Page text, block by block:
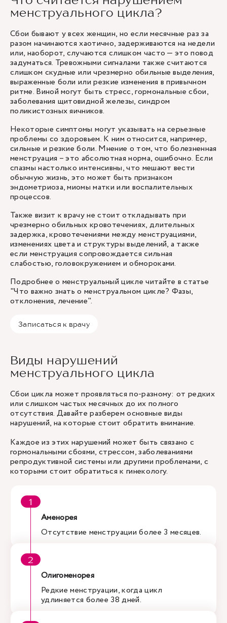
менструального цикла?
Сбои бывают у всех женщин, но если месячные раз за
разом начинаются хаотично, задерживаются на недели
или, наоборот, случаются слишком часто — это повод
задуматься. Тревожными сигналами также считаются
слишком скудные или чрезмерно обильные выделения,
выраженные боли или резкие изменения в привычном
ритме. Виной могут быть стресс, гормональные сбои,
заболевания щитовидной железы, синдром
поликистозных яичников.
Некоторые симптомы могут указывать на серьезные
проблемы со здоровьем. К ним относится, например,
сильные и резкие боли. Мнение о том, что болезненная
менструация – это абсолютная норма, ошибочно. Если
спазмы настолько интенсивны, что мешают вести
обычную жизнь, это может быть признаком
эндометриоза, миомы матки или воспалительных
процессов.
Также визит к врачу не стоит откладывать при
чрезмерно обильных кровотечениях, длительных
задержка, кровотечениями между менструациями,
изменениях цвета и структуры выделений, а также
если менструация сопровождается сильная
слабостью, головокружением и обмороками.
Подробнее о менструальный цикле читайте в статье
"Что важно знать о менструальном цикле? Фазы,
отклонения, лечение".
Записаться к врачу
Виды нарушений
менструального цикла
Сбои цикла может проявляться по-разному: от редких
или слишком частых месячных до их полного
отсутствия. Давайте разберем основные виды
нарушений, на которые стоит обратить внимание.
Каждое из этих нарушений может быть связано с
гормональными сбоями, стрессом, заболеваниями
репродуктивной системы или другими проблемами, с
которыми стоит обратиться к гинекологу.
Аменорея
Отсутствие менструации более 3 месяцев.
Олигоменорея
Редкие менструации, когда цикл
удлиняется более 38 дней.